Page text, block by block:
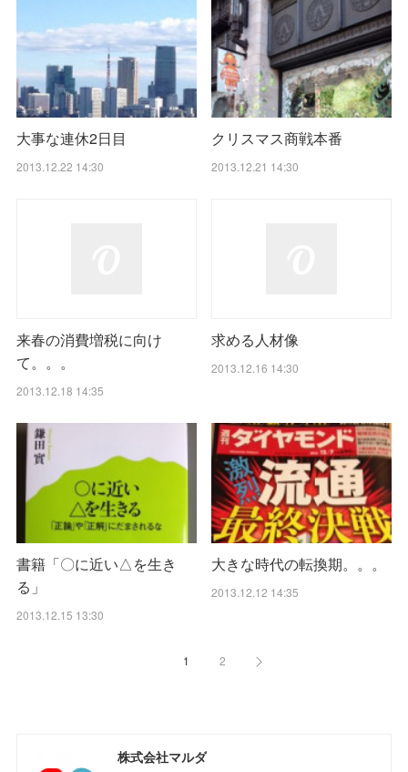
大事な連休2日目
2013.12.22 14:30
クリスマス商戦本番
2013.12.21 14:30
来春の消費増税に向け
て。。。
2013.12.18 14:35
求める人材像
2013.12.16 14:30
書籍「〇に近い△を生き
る」
2013.12.15 13:30
大きな時代の転換期。。。
2013.12.12 14:35
1 2
株式会社マルダ